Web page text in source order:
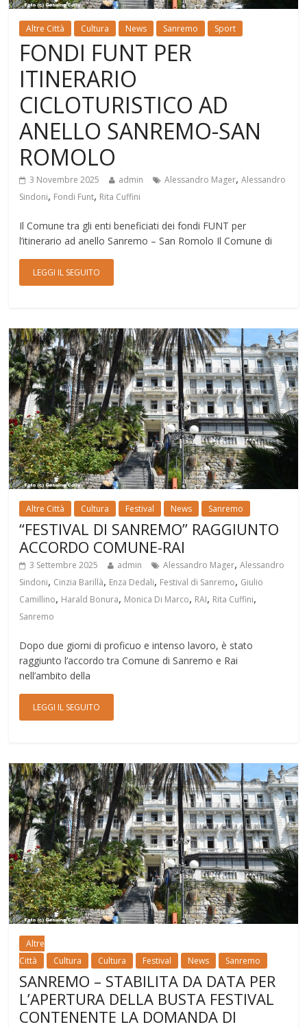
Altre Città Cultura News Sanremo Sport
FONDI FUNT PER
ITINERARIO
CICLOTURISTICO AD
ANELLO SANREMO-SAN
ROMOLO
3 Novembre 2025 admin Alessandro Mager,Alessandro
Sindoni, Fondi Funt, Rita Cuffini
Il Comune tra gli enti beneficiati dei fondi FUNT per
l’itinerario ad anello Sanremo – San Romolo Il Comune di
LEGGI IL SEGUITO
Altre Città Cultura Festival News Sanremo
“FESTIVAL DI SANREMO” RAGGIUNTO
ACCORDO COMUNE-RAI
3 Settembre 2025 admin Alessandro Mager,Alessandro
Sindoni, Cinzia Barillà, Enza Dedali, Festival di Sanremo, Giulio
Camillino, Harald Bonura, Monica Di Marco, RAI, Rita Cuffini,
Sanremo
Dopo due giorni di proficuo e intenso lavoro, è stato
raggiunto l’accordo tra Comune di Sanremo e Rai
nell’ambito della
LEGGI IL SEGUITO
Altre
Città
Cultura Cultura Festival News Sanremo
SANREMO – STABILITA DA DATA PER
L’APERTURA DELLA BUSTA FESTIVAL
CONTENENTE LA DOMANDA DI